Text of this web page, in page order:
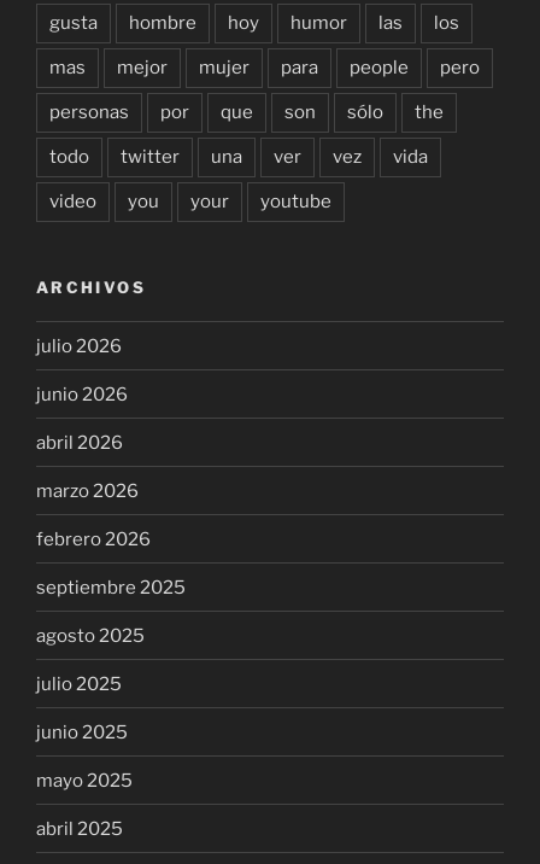
gusta hombre hoy humor las los
mas mejor mujer para people pero
personas por que son sólo the
todo twitter una ver vez vida
video you your youtube
ARCHIVOS
julio 2026
junio 2026
abril 2026
marzo 2026
febrero 2026
septiembre 2025
agosto 2025
julio 2025
junio 2025
mayo 2025
abril 2025